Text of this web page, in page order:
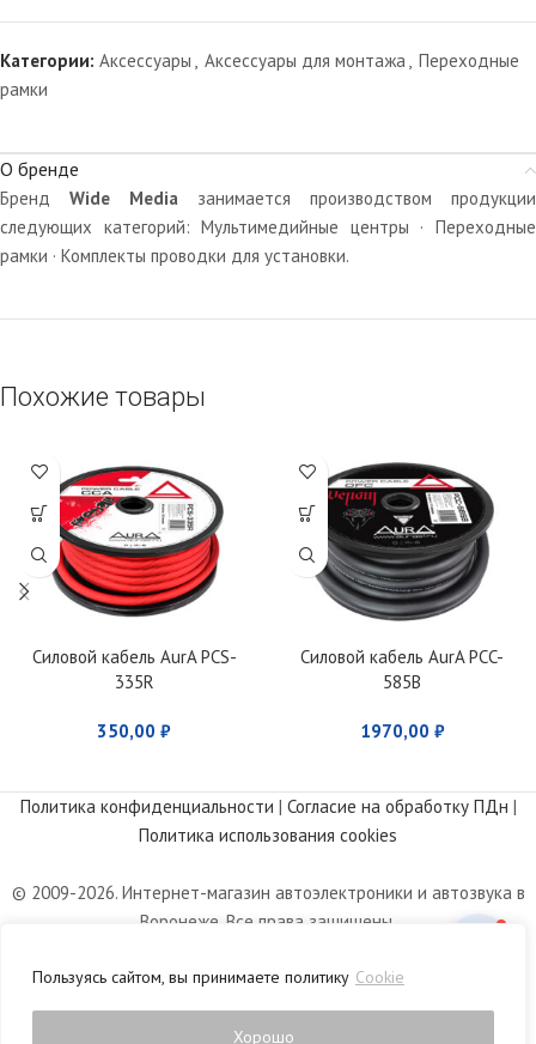
Пользуясь сайтом, вы принимаете политику Cookie
Хорошо
Категории: Аксессуары Аксессуары для монтажа
Переходные
рамки
О бренде
Бренд Wide Media занимается производством продукции
следующих категорий: Мультимедийные центры · Переходные
рамки · Комплекты проводки для установки.
Похожие товары
Силовой кабель AurA PCS-
335R
350,00 ₽
Силовой кабель AurA PCC-
585B
1970,00 ₽
Политика конфиденциальности | Согласие на обработку ПДн |
Политика использования cookies
© 2009-2026. Интернет-магазин автоэлектроники и автозвука в
Воронеже. Все права защищены.
характер и не является публичной офертой, определяемой
положениями статьи 437 Гражданского кодекса РФ.